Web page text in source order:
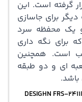
گرفته است. این
دیگر برای جاسازی
و یک محفظه سرد
برای نگه داری
است. همچنین
ای و دو طبقه
FRS-